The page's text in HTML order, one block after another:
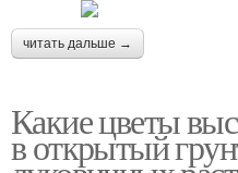
читать дальше →
Какие цветы
в открытый